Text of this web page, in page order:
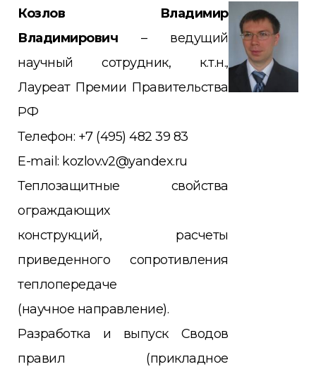
Козлов Владимир
Владимирович – ведущий
научныйсотрудник, к.т.н.,
Лауреат Премии Правительства
РФ
Телефон: +7 (495) 482 39 83
E-mail: kozlov.v2@yandex.ru
Теплозащитные свойства
ограждающих
конструкций, расчеты
приведенного сопротивления
теплопередаче
(научное направление).
Разработка и выпуск Сводов
правил (прикладное